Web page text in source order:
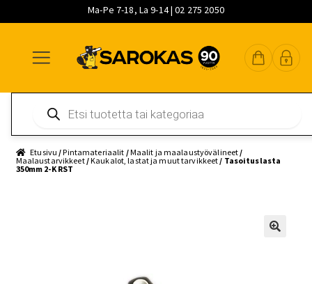
Ma-Pe 7-18, La 9-14 | 02 275 2050
navigointiin
sisältöön
pääsisältöön
search
Etusivu /Pintamateriaalit /Maalit ja maalaustyövälineet /
Maalaustarvikkeet/Kaukalot, lastat ja muut tarvikkeet / Tasoituslasta
350mm 2-K RST